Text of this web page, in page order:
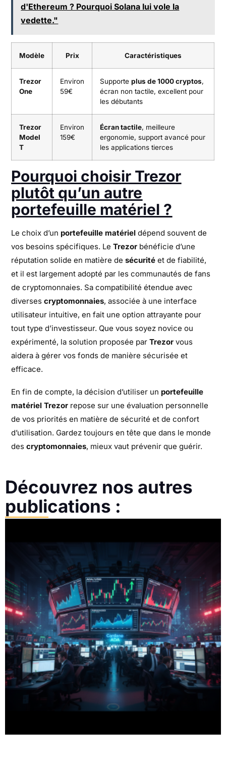
d'Ethereum ? Pourquoi Solana lui vole la
vedette."
Modèle Prix Caractéristiques
Trezor
One
Environ
59€
Supporteplus de 1000 cryptos,
écran non tactile, excellent pour
les débutants
Trezor
Model
T
Environ
159€
Écran tactile, meilleure
ergonomie, support avancé pour
les applications tierces
Pourquoi choisir Trezor
plutôt qu’un autre
portefeuille matériel ?
Le choix d’un portefeuille matériel dépend souvent de
vos besoins spécifiques. LeTrezor bénéficie d’une
réputation solide en matière desécurité et de fiabilité,
et il est largement adopté par les communautés de fans
de cryptomonnaies. Sa compatibilité étendue avec
diversescryptomonnaies, associée à une interface
utilisateur intuitive, en fait une option attrayante pour
tout type d’investisseur. Que vous soyez novice ou
expérimenté, la solution proposée parTrezor vous
aidera à gérer vos fonds de manière sécurisée et
efficace.
En fin de compte, la décision d’utiliser un portefeuille
matériel Trezor repose sur une évaluation personnelle
de vos priorités en matière de sécurité et de confort
d’utilisation. Gardez toujours en tête que dans le monde
descryptomonnaies, mieux vaut prévenir que guérir.
Découvrez nos autres
publications :